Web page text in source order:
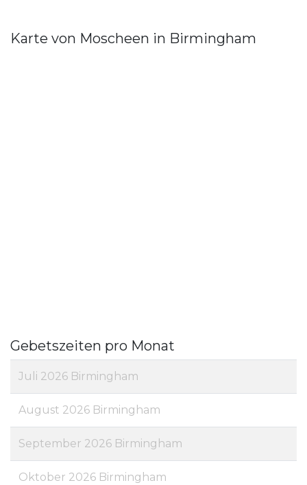
Karte von Moscheen in Birmingham
Gebetszeiten pro Monat
Juli 2026 Birmingham
August 2026 Birmingham
September 2026 Birmingham
Oktober 2026 Birmingham